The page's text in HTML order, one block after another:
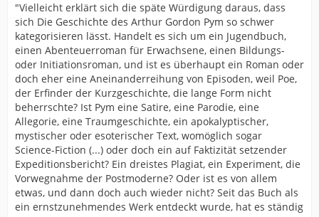
"Vielleicht erklärt sich die späte Würdigung daraus, dass
sich Die Geschichte des Arthur Gordon Pym so schwer
kategorisieren lässt. Handelt es sich um ein Jugendbuch,
einen Abenteuerroman für Erwachsene, einen Bildungs-
oder Initiationsroman, und ist es überhaupt ein Roman oder
doch eher eine Aneinanderreihung von Episoden, weil Poe,
der Erfinder der Kurzgeschichte, die lange Form nicht
beherrschte? Ist Pym eine Satire, eine Parodie, eine
Allegorie, eine Traumgeschichte, ein apokalyptischer,
mystischer oder esoterischer Text, womöglich sogar
Science-Fiction (...) oder doch ein auf Faktizität setzender
Expeditionsbericht? Ein dreistes Plagiat, ein Experiment, die
Vorwegnahme der Postmoderne? Oder ist es von allem
etwas, und dann doch auch wieder nicht? Seit das Buch als
ein ernstzunehmendes Werk entdeckt wurde, hat es ständig